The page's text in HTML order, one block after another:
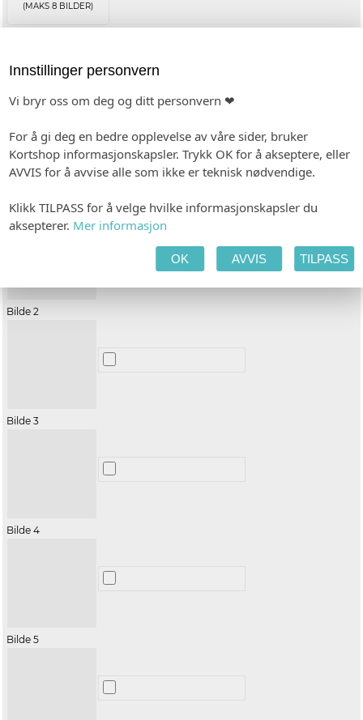
(MAKS 8 BILDER)
Opplastede bilder plasseres etter følgende merking:
Bilde 1
Bilde 2
Bilde 3
Bilde 4
Bilde 5
Innstillinger personvern
Vi bryr oss om deg og ditt personvern ❤
For å gi deg en bedre opplevelse av våre sider, bruker
Kortshop informasjonskapsler. Trykk OK for å akseptere, eller
AVVIS for å avvise alle som ikke er teknisk nødvendige.
Klikk TILPASS for å velge hvilke informasjonskapsler du
aksepterer. Mer informasjon
OK AVVIS TILPASS